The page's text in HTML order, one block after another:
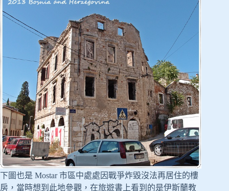
下圖也是 Mostar 市區中處處因戰爭炸毀沒法再居住的樓
房，當時想到此地參觀，在旅遊書上看到的是伊斯蘭教